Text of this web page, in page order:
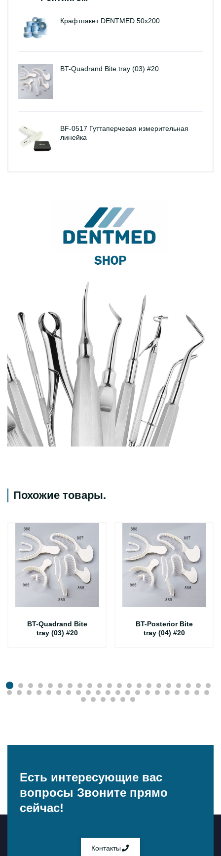
Крафтпакет DENTMED 50х200
BT-Quadrand Bite tray (03) #20
BF-0517 Гуттаперчевая измерительная
линейка
Похожие товары.
BT-Quadrand Bite
tray (03) #20
BT-Posterior Bite
tray (04) #20
Есть интересующие вас
вопросы Звоните прямо
сейчас!
Контакты